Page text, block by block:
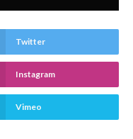
Twitter
Instagram
Vimeo